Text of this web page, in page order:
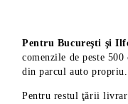
Pentru Bucureşti şi
comenzile de peste
din parcul auto propriu.
Pentru restul ţării